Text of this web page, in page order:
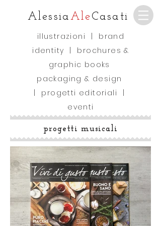
AlessiaAleCasati
illustrazioni
brand
identity
brochures &
graphic books
packaging & design
progetti editoriali
eventi
progetti musicali